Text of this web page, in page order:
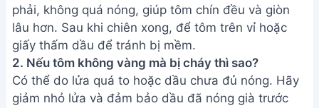
phải, không quá nóng, giúp tôm chín đều và giòn
lâu hơn. Sau khi chiên xong, để tôm trên vỉ hoặc
giấy thấm dầu để tránh bị mềm.
2. Nếu tôm không vàng mà bị cháy thì sao?
Có thể do lửa quá to hoặc dầu chưa đủ nóng. Hãy
giảm nhỏ lửa và đảm bảo dầu đã nóng già trước